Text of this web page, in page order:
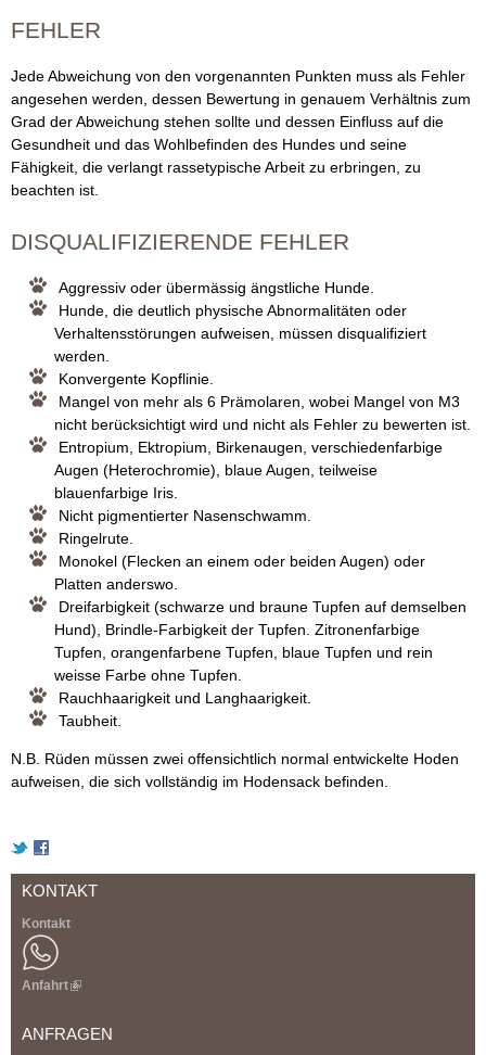
FEHLER
Jede Abweichung von den vorgenannten Punkten muss als Fehler
angesehen werden, dessen Bewertung in genauem Verhältnis zum
Grad der Abweichung stehen sollte und dessen Einfluss auf die
Gesundheit und das Wohlbefinden des Hundes und seine
Fähigkeit, die verlangt rassetypische Arbeit zu erbringen, zu
beachten ist.
DISQUALIFIZIERENDE FEHLER
Aggressiv oder übermässig ängstliche Hunde.
Hunde, die deutlich physische Abnormalitäten oder
Verhaltensstörungen aufweisen, müssen disqualifiziert
werden.
Konvergente Kopflinie.
Mangel von mehr als 6 Prämolaren, wobei Mangel von M3
nicht berücksichtigt wird und nicht als Fehler zu bewerten ist.
Entropium, Ektropium, Birkenaugen, verschiedenfarbige
Augen (Heterochromie), blaue Augen, teilweise
blauenfarbige Iris.
Nicht pigmentierter Nasenschwamm.
Ringelrute.
Monokel (Flecken an einem oder beiden Augen) oder
Platten anderswo.
Dreifarbigkeit (schwarze und braune Tupfen auf demselben
Hund), Brindle-Farbigkeit der Tupfen. Zitronenfarbige
Tupfen, orangenfarbene Tupfen, blaue Tupfen und rein
weisse Farbe ohne Tupfen.
Rauchhaarigkeit und Langhaarigkeit.
Taubheit.
N.B. Rüden müssen zwei offensichtlich normal entwickelte Hoden
aufweisen, die sich vollständig im Hodensack befinden.
KONTAKT
Kontakt
Anfahrt(
i
n
ANFRAGEN